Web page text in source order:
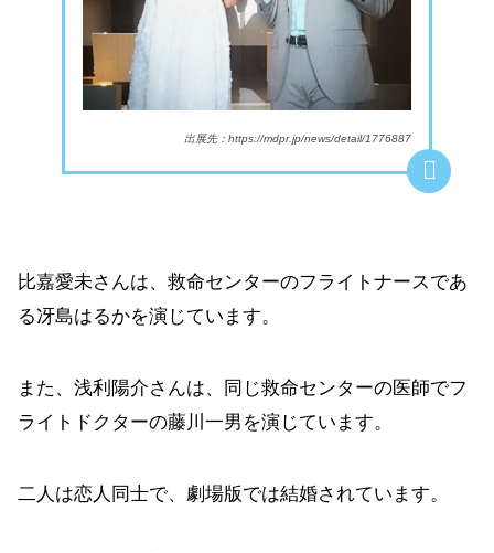
出展先：https://mdpr.jp/news/detail/1776887
比嘉愛未さんは、救命センターのフライトナースであ
る冴島はるかを演じています。
また、浅利陽介さんは、同じ救命センターの医師でフ
ライトドクターの藤川一男を演じています。
二人は恋人同士で、劇場版では結婚されています。